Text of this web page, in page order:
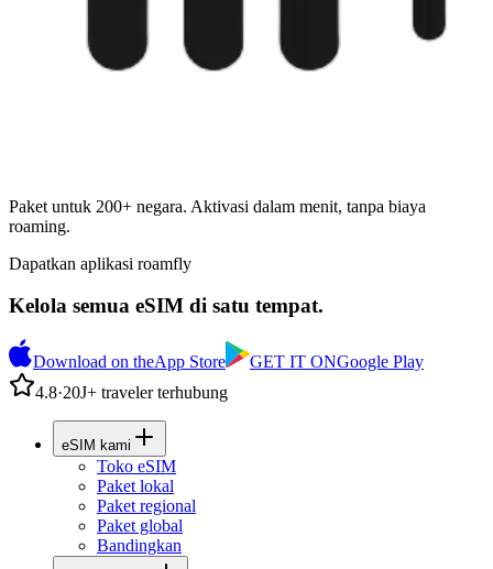
Paket untuk 200+ negara. Aktivasi dalam menit, tanpa biaya
roaming.
Dapatkan aplikasi roamfly
Kelola semua eSIM di satu tempat.
Download on theApp Store GET IT ONGoogle Play
4.8·20J+ traveler terhubung
eSIM kami
Toko eSIM
Paket lokal
Paket regional
Paket global
Bandingkan